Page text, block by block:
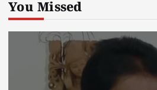
You Missed